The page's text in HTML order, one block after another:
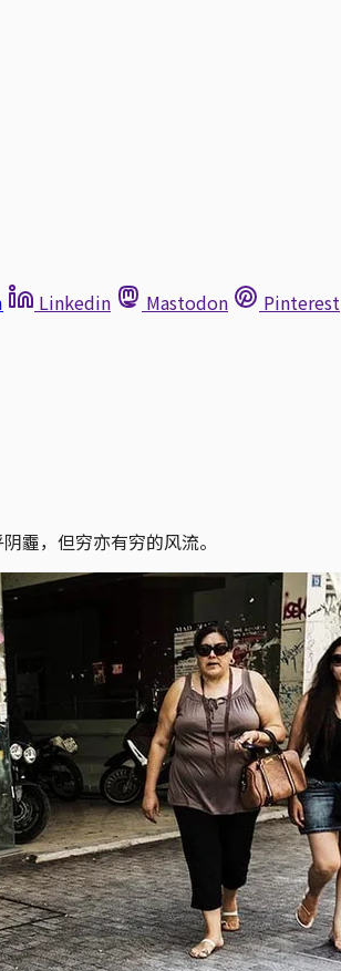
Linkedin Mastodon Pinterest
霾，但穷亦有穷的风流。